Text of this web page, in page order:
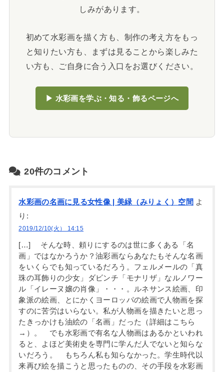
しみがあります。
初めて水彩画を描く方も、制作の考え方をもっ
と知りたい方も、まずは見ることから楽しみた
い方も、ご自身に合う入口をお選びください。
▶ 水彩画を学ぶ・知る・飾るページへ
20件のコメント
水彩画の名画に見る女性像 | 美緑（みりょく）空間 よ
り:
2019/12/10(火） 14:15
[…] そんな時、頼りにするのは世に多くある「名
画」ではなかろうか？油彩画ならあなたもそんな名画
をいくらでも知っているだろう。フェルメールの「真
珠の耳飾りの少女」ダビンチ「モナリザ」なルノワー
ル「イレーヌ嬢の肖像」・・・。ルネサンス絵画、印
象派の絵画、とにかくヨーロッパの絵画で人物画を探
すのに苦労はいらない。私が人物画を描きたいと思っ
たきっかけも油絵の「名画」だった（詳細はこちら
→）。 でも水彩画で有名な人物画はあるかといわれ
ると、よほど美術史を専門に学んだ人でないと知らな
いだろう。 もちろん私も知らなかった。学生時代以
来再び絵を描こうと思ったものの、その手段を水彩画